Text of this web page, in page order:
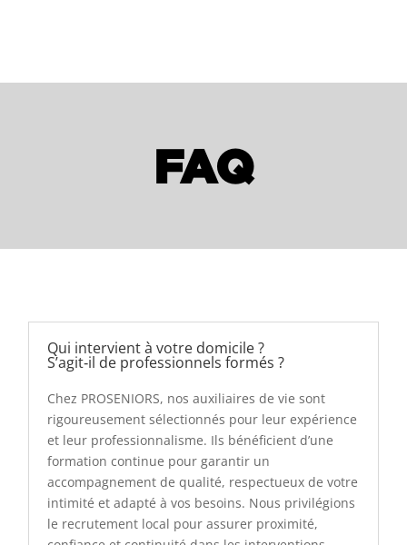
FAQ
Qui intervient à votre domicile ?
S’agit‑il de professionnels formés ?
Chez PROSENIORS, nos auxiliaires de vie sont
rigoureusement sélectionnés pour leur expérience
et leur professionnalisme. Ils bénéficient d’une
formation continue pour garantir un
accompagnement de qualité, respectueux de votre
intimité et adapté à vos besoins. Nous privilégions
le recrutement local pour assurer proximité,